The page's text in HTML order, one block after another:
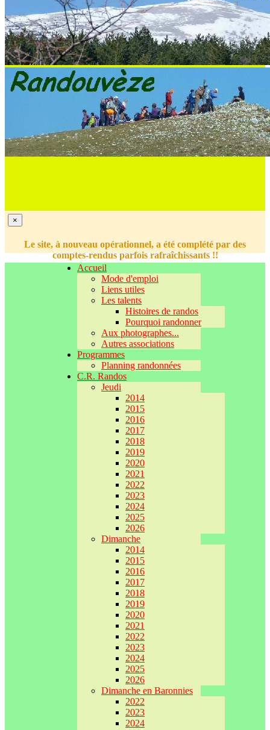
×
Le site, à nouveau opérationnel, a été complété par des
comptes-rendus parfois rafraîchissants !!
Accueil
Mode d'emploi
Liens utiles
Les talents
Histoires de randos
Pourquoi randonner
Aux photographes...
Autres associations
Programmes
Planning randonnées
C.R. Randos
Jeudi
2014
2015
2016
2017
2018
2019
2020
2021
2022
2023
2024
2025
2026
Dimanche
2014
2015
2016
2017
2018
2019
2020
2021
2022
2023
2024
2025
2026
Dimanche en Baronnies
2022
2023
2024